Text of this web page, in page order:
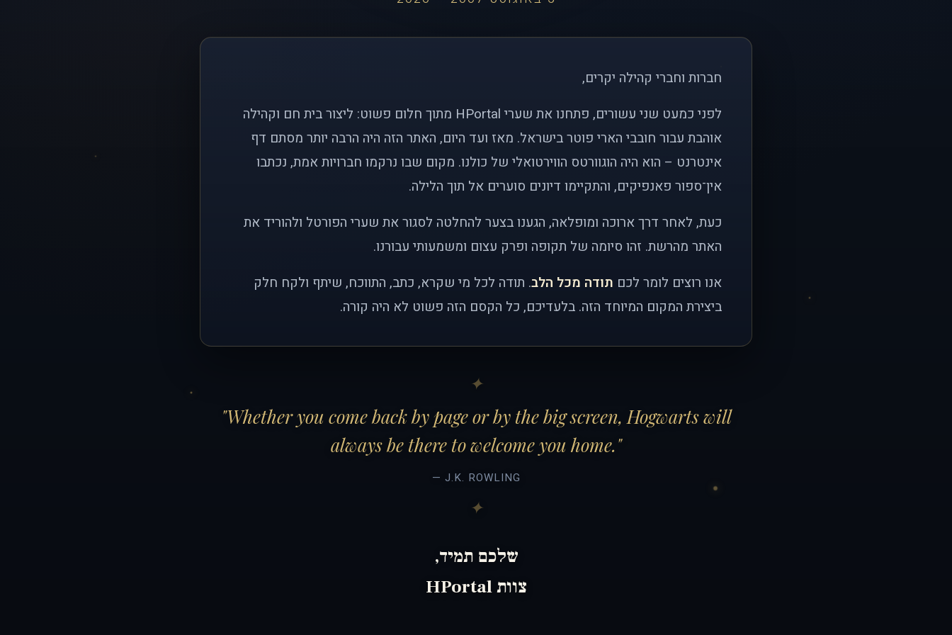
חברות וחברי קהילה יקרים,
לפני כמעט שני עשורים, פתחנו את שערי HPortal מתוך חלום פשוט: ליצור בית חם וקהילה
אוהבת עבור חובבי הארי פוטר בישראל. מאז ועד היום, האתר הזה היה הרבה יותר מסתם דף
אינטרנט – הוא היה הוגוורטס הווירטואלי של כולנו. מקום שבו נרקמו חברויות אמת, נכתבו
אין־ספור פאנפיקים, והתקיימו דיונים סוערים אל תוך הלילה.
כעת, לאחר דרך ארוכה ומופלאה, הגענו בצער להחלטה לסגור את שערי הפורטל ולהוריד את
האתר מהרשת. זהו סיומה של תקופה ופרק עצום ומשמעותי עבורנו.
אנו רוצים לומר לכם תודה מכל הלב. תודה לכל מי שקרא, כתב, התווכח, שיתף ולקח חלק
ביצירת המקום המיוחד הזה. בלעדיכם, כל הקסם הזה פשוט לא היה קורה.
"Whether you come back by page or by the big screen, Hogwarts will
always be there to welcome you home."
— J.K. ROWLING
שלכם תמיד,
צוות HPortal